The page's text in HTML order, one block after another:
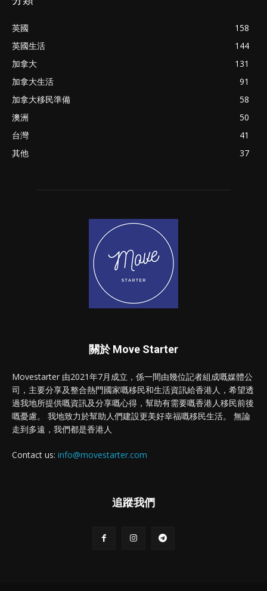
英國
158
英國生活
144
加拿大
131
加拿大生活
91
加拿大移民準備
58
澳洲
50
台灣
41
其他
37
關於 Move Starter
Movestarter 由2021年7月成立，係一間由幾位記者組成嘅媒體公
司，主要分享及整合熱門國家嘅移民和生活資訊給香港人，希望透
過我地所提供嘅資訊及分享嘅心得，幫助有需要嘅香港人移民前後
嘅憂慮。 我地致力於幫助人們建設更美好幸福嘅移民生活。 無論
走到多遠，我們都是香港人
Contact us: info@movestarter.com
追蹤我們